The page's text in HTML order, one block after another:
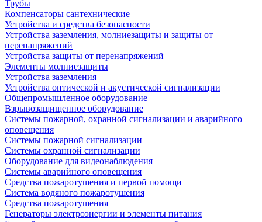
Трубы
Компенсаторы сантехнические
Устройства и средства безопасности
Устройства заземления, молниезащиты и защиты от
перенапряжений
Устройства защиты от перенапряжений
Элементы молниезащиты
Устройства заземления
Устройства оптической и акустической сигнализации
Общепромышленное оборудование
Взрывозащищенное оборудование
Системы пожарной, охранной сигнализации и аварийного
оповещения
Системы пожарной сигнализации
Системы охранной сигнализации
Оборудование для видеонаблюдения
Системы аварийного оповещения
Средства пожаротушения и первой помощи
Система водяного пожаротушения
Средства пожаротушения
Генераторы электроэнергии и элементы питания